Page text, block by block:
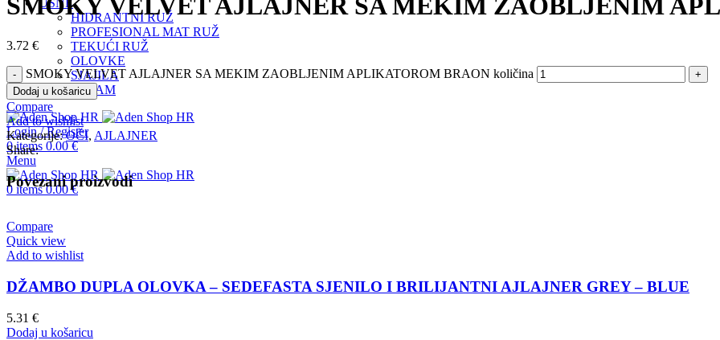
USNE
HIDRANTNI RUŽ
PROFESIONAL MAT RUŽ
TEKUĆI RUŽ
OLOVKE
SJAJILA
INSTAGRAM
Login / Register
0items 0.00€
Menu
0 items 0.00€
SMOKY VELVET AJLAJNER SA MEKIM ZAOBLJENIM
3.72 €
SMOKY VELVET AJLAJNER SA MEKIM ZAOBLJENIM APLIKATOROM BRAON količina
Dodaj u košaricu
Compare
Add to wishlist
Kategorije: OČI, AJLAJNER
Share:
Povezani proizvodi
Compare
Quick view
Add to wishlist
DŽAMBO DUPLA OLOVKA – SEDEFASTA SJENILO I BRILIJANTNI AJLAJNER GREY – BLUE
5.31 €
Dodaj u košaricu